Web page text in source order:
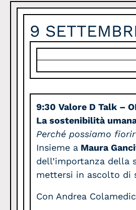
9
9:30Valore D Talk –
La sostenibilità
Perché possiamo
Insieme a Maura
dell’importanza della
mettersi in ascolto di
Con Andrea